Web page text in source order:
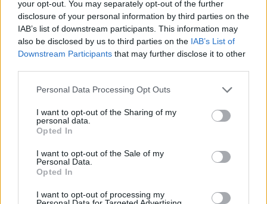
your opt-out. You may separately opt-out of the further
disclosure of your personal information by third parties on the
IAB’s list of downstream participants. This information may
also be disclosed by us to third parties on the IAB’s List of
Downstream Participants that may further disclose it to other
Please note that this website/app uses one or more Google
not limited to your visit or usage behaviour. You may click to
grant or deny consent to Google and its third-party tags to
use your data for below specified purposes in below Google
consent section.
Personal Data Processing Opt Outs
I want to opt-out of the Sharing of my
personal data.
Opted In
I want to opt-out of the Sale of my
Personal Data.
Opted In
I want to opt-out of processing my
teljes képet kapjon. A szexuális zaklatások ügye
sajnos rengeteg sebből vérzik. Kezdve azzal, hogy
néha milyen hosszú idő telik el addig, amíg az
áldozat egyáltalán mer beszélni az ügyről, folytatva
azzal, hogy hányszor talál megértő fülekre, és
hányszor mondták neki azt, hogy csupán eltúlozza a
dolgokat, nem is beszélve arról, hogy még az
áldozatok számára is nehéz néhány esetben
eldönteni, hogy valóban zaklatás áldozatai-e, vagy